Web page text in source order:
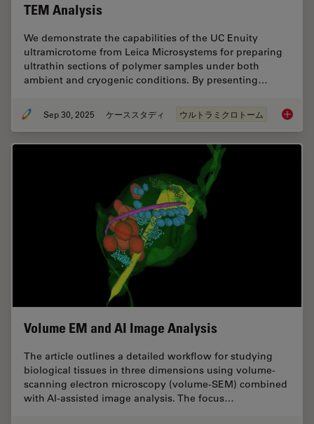
TEM Analysis
We demonstrate the capabilities of the UC Enuity
ultramicrotome from Leica Microsystems for preparing
ultrathin sections of polymer samples under both
ambient and cryogenic conditions. By presenting…
Sep 30, 2025 ケーススタディ ウルトラミクロトーム
Volume EM and AI Image Analysis
The article outlines a detailed workflow for studying
biological tissues in three dimensions using volume-
scanning electron microscopy (volume-SEM) combined
with AI-assisted image analysis. The focus…